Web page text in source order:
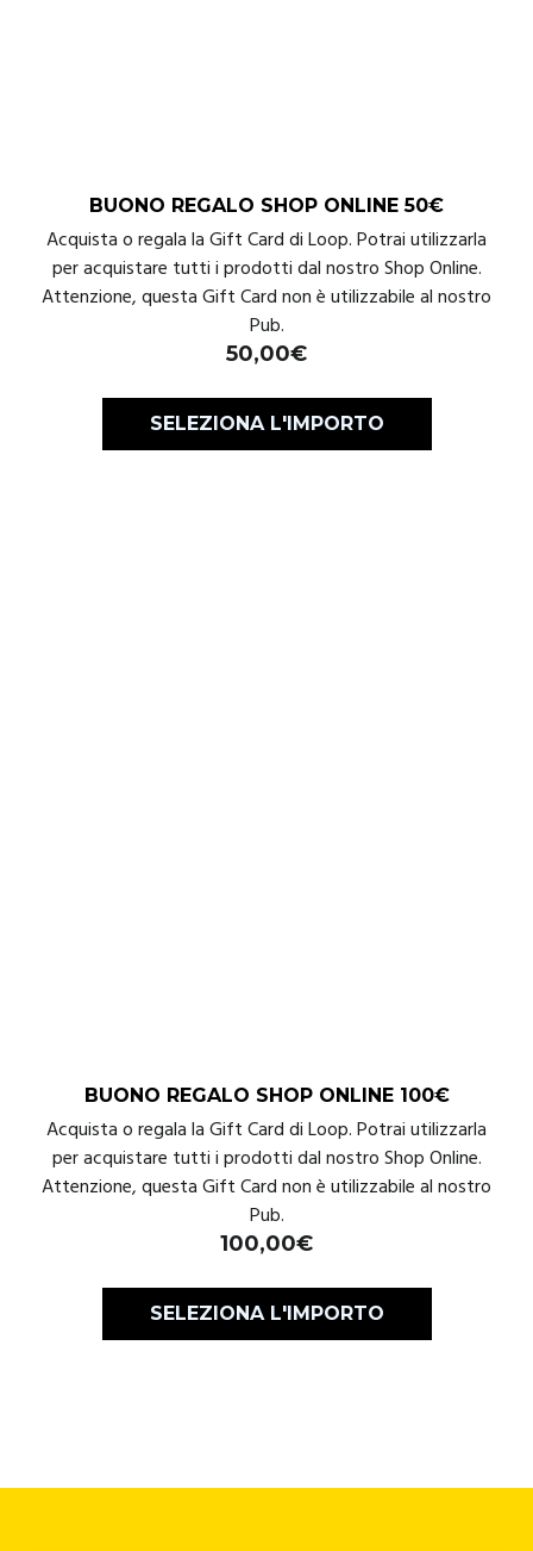
BUONO REGALO SHOP ONLINE 50€
Acquista o regala la Gift Card di Loop. Potrai utilizzarla
per acquistare tutti i prodotti dal nostro Shop Online.
Attenzione, questa Gift Card non è utilizzabile al nostro
Pub.
50,00€
SELEZIONA L'IMPORTO
BUONO REGALO SHOP ONLINE 100€
Acquista o regala la Gift Card di Loop. Potrai utilizzarla
per acquistare tutti i prodotti dal nostro Shop Online.
Attenzione, questa Gift Card non è utilizzabile al nostro
Pub.
100,00€
SELEZIONA L'IMPORTO